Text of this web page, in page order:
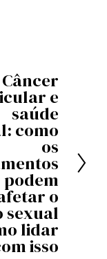
Câncer
e
saúde
como
os
podem
o
sexual
lidar
isso